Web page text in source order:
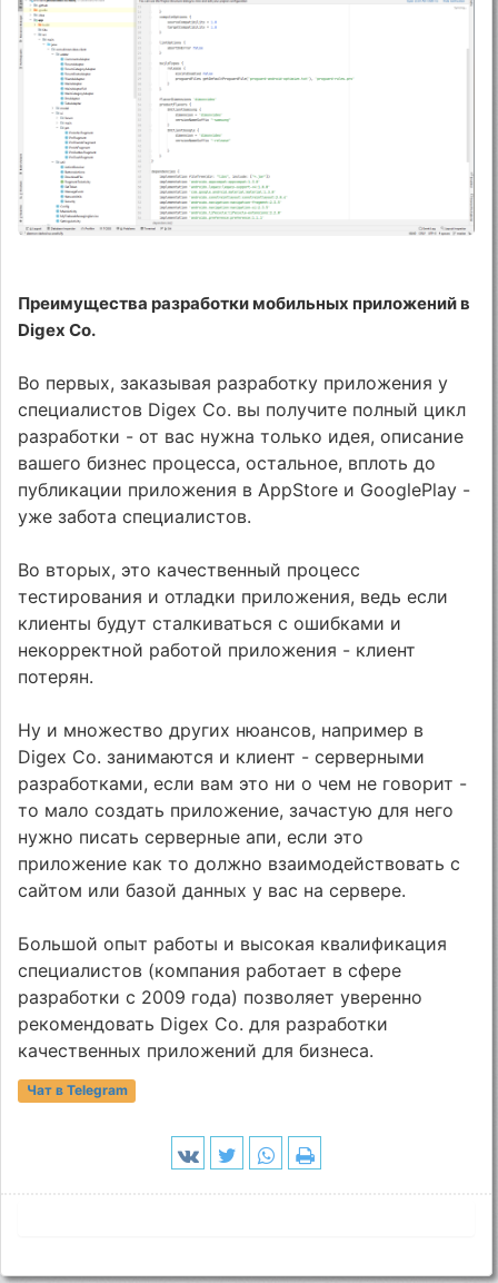
Преимущества разработки мобильных приложений в
Digex Co.
Во первых, заказывая разработку приложения у
специалистов Digex Co. вы получите полный цикл
разработки - от вас нужна только идея, описание
вашего бизнес процесса, остальное, вплоть до
публикации приложения в AppStore и GooglePlay -
уже забота специалистов.
Во вторых, это качественный процесс
тестирования и отладки приложения, ведь если
клиенты будут сталкиваться с ошибками и
некорректной работой приложения - клиент
потерян.
Ну и множество других нюансов, например в
Digex Co. занимаются и клиент - серверными
разработками, если вам это ни о чем не говорит -
то мало создать приложение, зачастую для него
нужно писать серверные апи, если это
приложение как то должно взаимодействовать с
сайтом или базой данных у вас на сервере.
Большой опыт работы и высокая квалификация
специалистов (компания работает в сфере
разработки с 2009 года) позволяет уверенно
рекомендовать Digex Co. для разработки
качественных приложений для бизнеса.
Чат в Telegram